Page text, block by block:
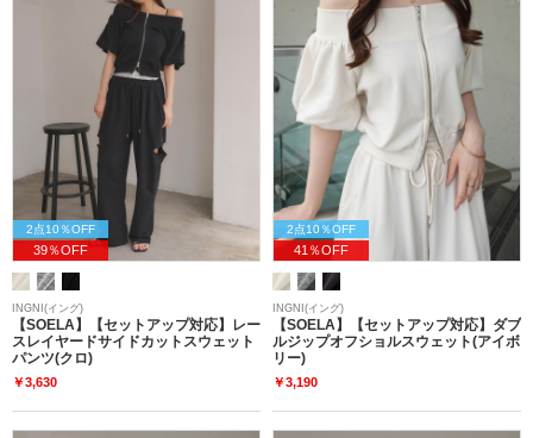
2点10％OFF
39％OFF
INGNI(イング)
【SOELA】【セットアップ対応】レー
スレイヤードサイドカットスウェット
パンツ(クロ)
￥3,630
2点10％OFF
41％OFF
INGNI(イング)
【SOELA】【セットアップ対応】ダブ
ルジップオフショルスウェット(アイボ
リー)
￥3,190